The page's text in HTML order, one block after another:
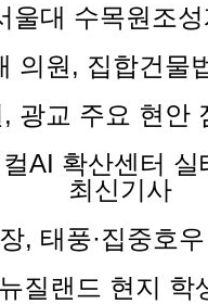
울대 수목원조
의원, 집합건물
광교 주요 현안
AI 확산센터 실
최신기사
, 태풍·집중호
질랜드 현지 학